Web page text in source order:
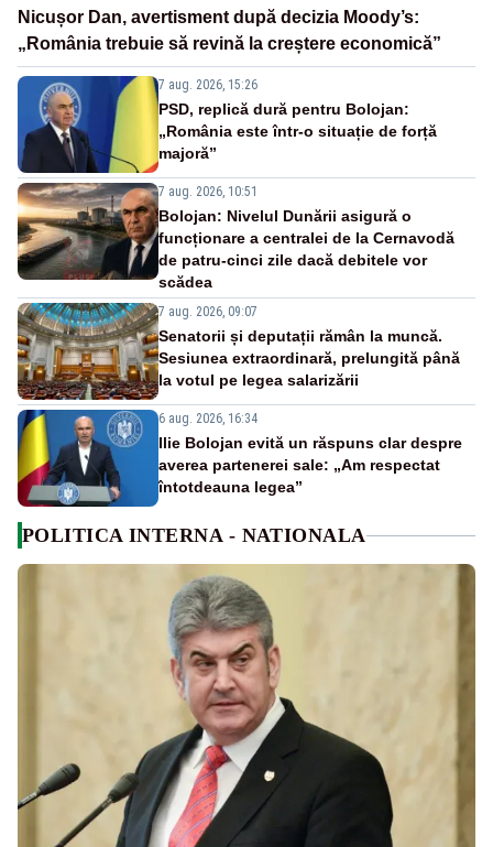
Nicușor Dan, avertisment după decizia Moody’s:
„România trebuie să revină la creștere economică”
7 aug. 2026, 15:26
PSD, replică dură pentru Bolojan:
„România este într-o situație de forță
majoră”
7 aug. 2026, 10:51
Bolojan: Nivelul Dunării asigură o
funcționare a centralei de la Cernavodă
de patru-cinci zile dacă debitele vor
scădea
7 aug. 2026, 09:07
Senatorii și deputații rămân la muncă.
Sesiunea extraordinară, prelungită până
la votul pe legea salarizării
6 aug. 2026, 16:34
Ilie Bolojan evită un răspuns clar despre
averea partenerei sale: „Am respectat
întotdeauna legea”
POLITICA INTERNA - NATIONALA